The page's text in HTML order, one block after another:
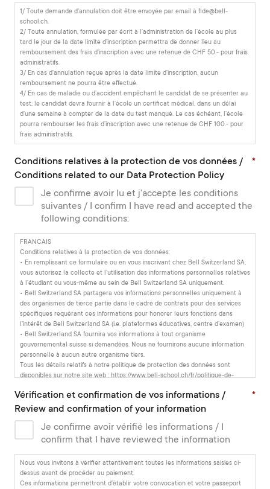
1/ Toute demande d'annulation doit être envoyée par email à fide@bell-
school.ch.
2/ Toute annulation, formulée par écrit à l’administration de l’école au plus
tard le jour de la date limite d'inscription permettra de donner lieu au
remboursement des frais d'inscription avec une retenue de CHF 50.- pour frais
administratifs.
3/ En cas d'annulation reçue après la date limite d’inscription, aucun
remboursement ne pourra être effectué.
4/ En cas de maladie ou d’accident empêchant le candidat de se présenter au
test, le candidat devra fournir à l’école un certificat médical, dans un délai
d’une semaine à compter de la date du test manqué. Le cas échéant, l’école
pourra rembourser les frais d’inscription avec une retenue de CHF 100.- pour
frais administratifs.
Conditions relatives à la protection de vos données /
Conditions related to our Data Protection Policy
*
Je confirme avoir lu et j'accepte les conditions
suivantes / I confirm I have read and accepted the
following conditions:
FRANCAIS
Conditions relatives à la protection de vos données:
• En remplissant ce formulaire ou en vous inscrivant chez Bell Switzerland SA,
vous autorisez la collecte et l’utilisation des informations personnelles relatives
à l’étudiant ou vous-même au sein de Bell Switzerland SA uniquement.
• Bell Switzerland SA partagera vos informations personnelles uniquement à
des organismes de tierce partie dans le cadre de contrats pour des services
spécifiques requérant ces informations pour honorer leurs fonctions dans
l’intérêt de Bell Switzerland SA (i.e. plateformes éducatives, centre d’examen)
• Bell Switzerland SA fournira vos informations à tout organisme
gouvernemental suisse si demandées. Nous ne fournirons aucune information
personnelle à aucun autre organisme tiers.
Tous les détails relatifs à notre politique de protection des données sont
disponibles sur notre site web : https://www.bell-school.ch/fr/politique-de-
***
ENGLISH
• In filling in this form or enrolling with Bell Switzerland SA (Bell), you are
agreeing to the storage and use of any student or personal information you
information to perform their function (e.g. student platforms, examination
Vérification et confirmation de vos informations /
Review and confirmation of your information
*
Je confirme avoir vérifié les informations / I
confirm that I have reviewed the information
Nous vous invitons à vérifier attentivement toutes les informations saisies ci-
dessus avant de procéder au paiement.
Ces informations permettront d'établir votre convocation et votre passeport